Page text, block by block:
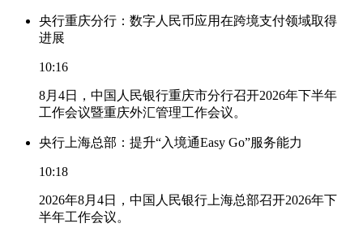
央行重庆分行：数字人民币应用在跨境支付领域取得
进展
10:16
8月4日，中国人民银行重庆市分行召开2026年下半年
工作会议暨重庆外汇管理工作会议。
央行上海总部：提升“入境通Easy Go”服务能力
10:18
2026年8月4日，中国人民银行上海总部召开2026年下
半年工作会议。